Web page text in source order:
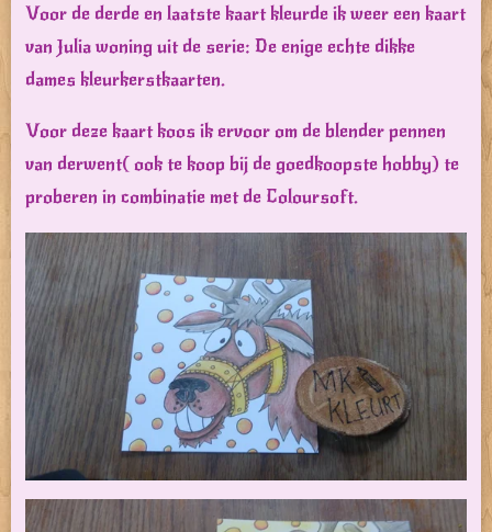
Voor de derde en laatste kaart kleurde ik weer een kaart
van Julia woning uit de serie: De enige echte dikke
dames kleurkerstkaarten.
Voor deze kaart koos ik ervoor om de blender pennen
van derwent( ook te koop bij de goedkoopste hobby) te
proberen in combinatie met de Coloursoft.